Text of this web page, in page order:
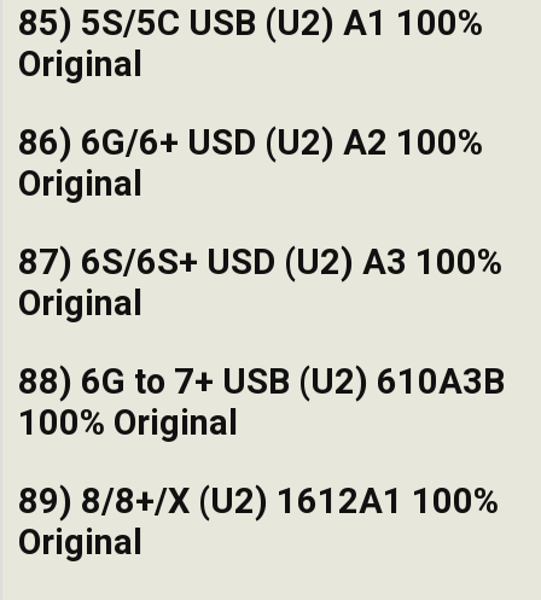
85) 5S/5C USB (U2) A1 100%
Original
86) 6G/6+ USD (U2) A2 100%
Original
87) 6S/6S+ USD (U2) A3 100%
Original
88) 6G to 7+ USB (U2) 610A3B
100% Original
89) 8/8+/X (U2) 1612A1 100%
Original